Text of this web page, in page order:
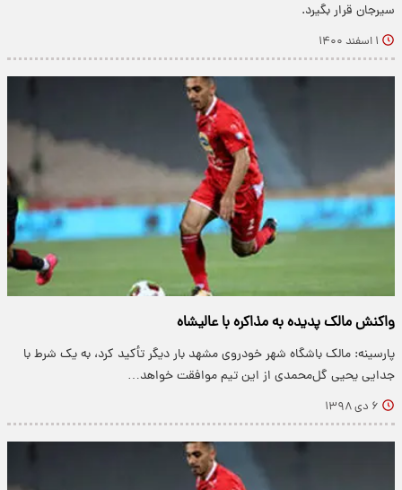
سیرجان قرار بگیرد.
۱ اسفند ۱۴۰۰
واکنش مالک پدیده به مذاکره با عالیشاه
پارسینه: مالک باشگاه شهر خودروی مشهد بار دیگر تأکید کرد، به یک شرط با
جدایی یحیی گل‌محمدی از این تیم موافقت خواهد…
۶ دی ۱۳۹۸